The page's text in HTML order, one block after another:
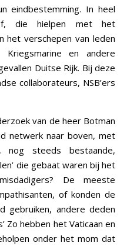
eindbestemming. In heel
die hielpen met het
het verschepen van leden
Kriegsmarine en andere
Duitse Rijk. Bij deze
collaborateurs, NSB’ers
van de heer Botman
netwerk naar boven, met
nog steeds bestaande,
die gebaat waren bij het
De meeste
of konden de
gebruiken, andere deden
Zo hebben het Vaticaan en
onder het mom dat